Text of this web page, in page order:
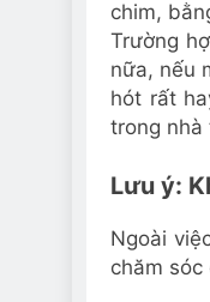
chim,
Trường
nữa, nếu
hót rất
trong nhà
Lưu ý:
Ngoài
chăm sóc